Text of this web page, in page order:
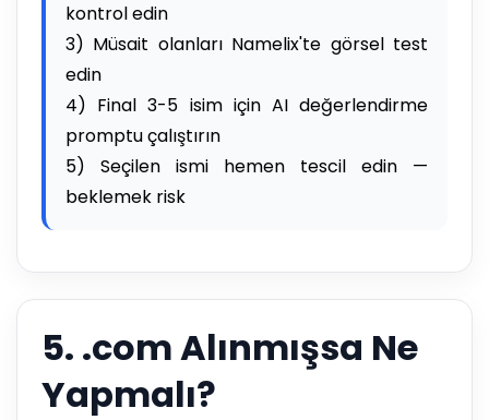
kontrol edin
3) Müsait olanları Namelix'te görsel test
edin
4) Final 3-5 isim için AI değerlendirme
promptu çalıştırın
5) Seçilen ismi hemen tescil edin —
beklemek risk
5. .com Alınmışsa Ne
Yapmalı?